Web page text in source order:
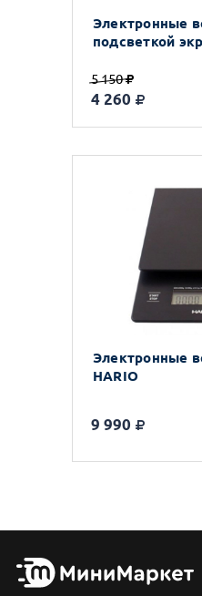
Электронные
подсветкой
5 150
4 260
Электронные
HARIO
9 990